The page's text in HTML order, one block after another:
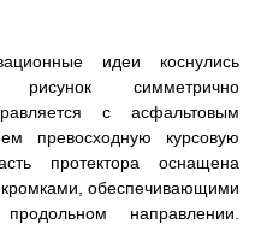
идеи коснулись
рисунок симметрично
с асфальтовым
превосходную курсовую
протектора оснащена
обеспечивающими
направлении.